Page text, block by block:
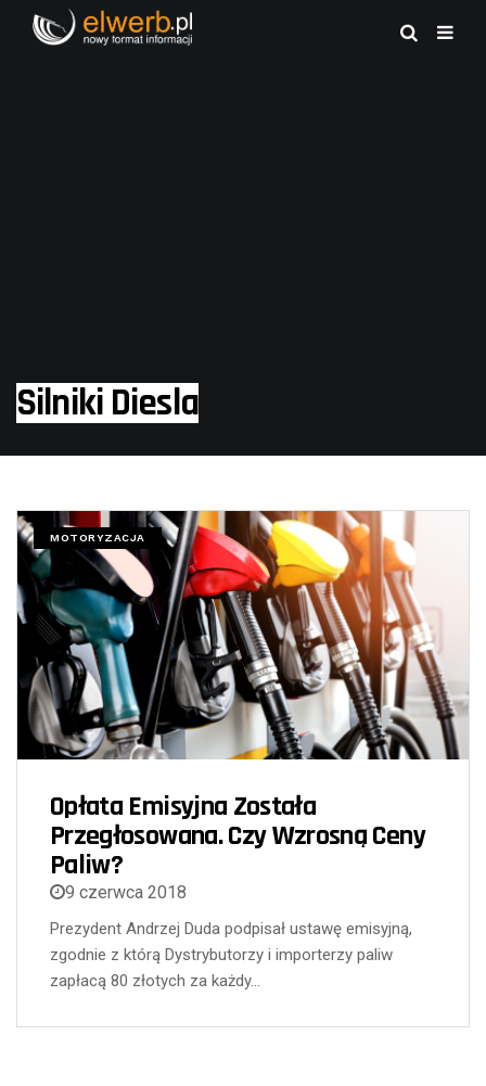
Silniki Diesla
MOTORYZACJA
Opłata Emisyjna Została
Przegłosowana. Czy Wzrosną Ceny
Paliw?
9 czerwca 2018
Prezydent Andrzej Duda podpisał ustawę emisyjną,
zgodnie z którą Dystrybutorzy i importerzy paliw
zapłacą 80 złotych za każdy…